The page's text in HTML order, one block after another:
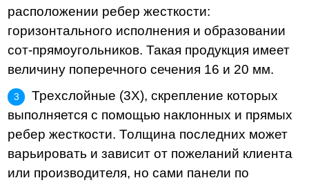
расположении ребер жесткости:
горизонтального исполнения и образовании
сот-прямоугольников. Такая продукция имеет
величину поперечного сечения 16 и 20 мм.
Трехслойные (3X), скрепление которых
выполняется с помощью наклонных и прямых
ребер жесткости. Толщина последних может
варьировать и зависит от пожеланий клиента
или производителя, но сами панели по